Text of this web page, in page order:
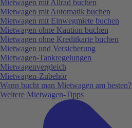
Mietwagen mit Allrad buchen
Mietwagen mit Automatik buchen
Mietwagen mit Einwegmiete buchen
Mietwagen ohne Kaution buchen
Mietwagen ohne Kreditkarte buchen
Mietwagen und Versicherung
Mietwagen-Tankregelungen
Mietwagenvergleich
Mietwagen-Zubehör
Wann bucht man Mietwagen am besten?
Weitere Mietwagen-Tipps